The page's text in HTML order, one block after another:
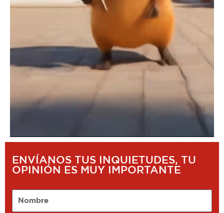
ENVÍANOS TUS INQUIETUDES, TU
OPINIÓN ES MUY IMPORTANTE